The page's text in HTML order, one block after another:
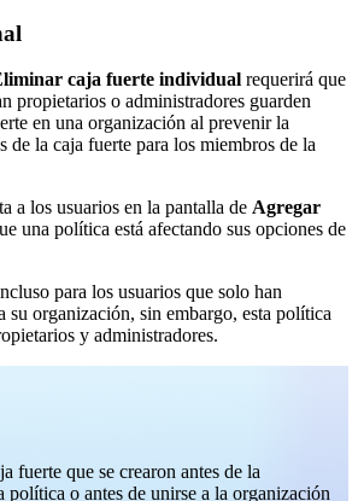
caja fuerte individual requerirá que
propietarios o administradores guarden
en una organización al prevenir la
de la caja fuerte para los miembros de la
a los usuarios en la pantalla de Agregar
una política está afectando sus opciones de
para los usuarios que solo han
su organización, sin embargo, esta política
y administradores.
fuerte que se crearon antes de la
política o antes de unirse a la organización